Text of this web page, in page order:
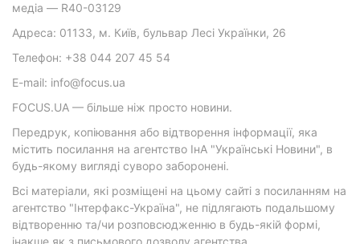
медіа — R40-03129
Адреса: 01133, м. Київ, бульвар Лесі Українки, 26
Телефон: +38 044 207 45 54
E-mail: info@focus.ua
FOCUS.UA — більше ніж просто новини.
Передрук, копіювання або відтворення інформації, яка
містить посилання на агентство ІнА "Українські Новини", в
будь-якому вигляді суворо заборонені.
Всі матеріали, які розміщені на цьому сайті з посиланням на
агентство "Інтерфакс-Україна", не підлягають подальшому
відтворенню та/чи розповсюдженню в будь-якій формі,